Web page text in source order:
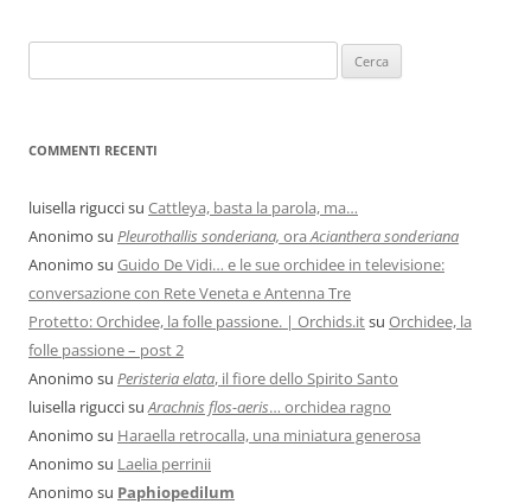
COMMENTI RECENTI
luisella riguccisu Cattleya, basta la parola, ma…
Anonimo su Pleurothallis sonderiana, ora Acianthera sonderiana
Anonimo su Guido De Vidi… e le sue orchidee in televisione:
conversazione con Rete Veneta e Antenna Tre
Protetto: Orchidee, la folle passione. | Orchids.itsu Orchidee, la
folle passione – post 2
Anonimo su Peristeria elata, il fiore dello Spirito Santo
luisella riguccisu Arachnis flos-aeris… orchidea ragno
Anonimo su Haraella retrocalla, una miniatura generosa
Anonimo su Laelia perrinii
Anonimo su Paphiopedilum